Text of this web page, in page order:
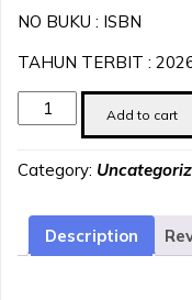
NO BUKU : ISBN
TAHUN TERBIT :
JEJAK
SINAR
LINTANG
BAWAH
LANGIT
Add to cart
Category:
Description